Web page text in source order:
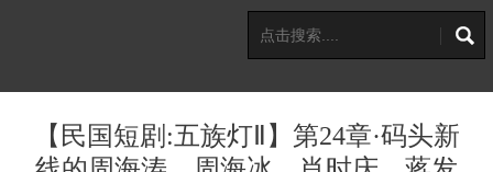
【民国短剧:五族灯Ⅱ】第24章·码头新